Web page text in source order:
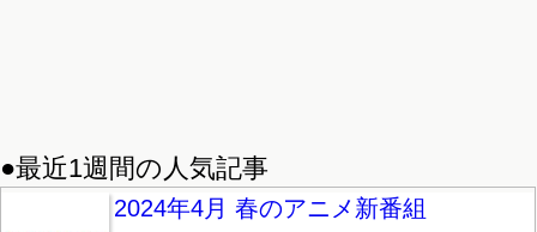
●最近1週間の人気記事
2024年4月 春のアニメ新番組